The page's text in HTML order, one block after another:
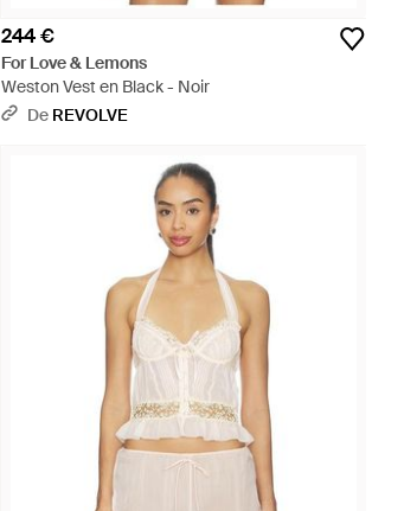
244 €
For Love & Lemons
Weston Vest en Black - Noir
De REVOLVE